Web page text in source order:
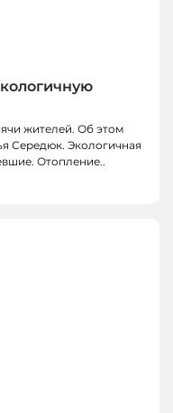
жителей. Об этом
Середюк. Экологичная
Отопление..